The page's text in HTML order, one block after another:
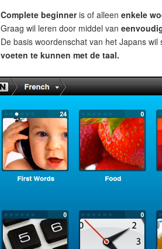
Complete beginneris of alleen enkele
Graag wil leren door middel van
De basis woordenschat van het Japans wil
voeten te kunnen met de taal.